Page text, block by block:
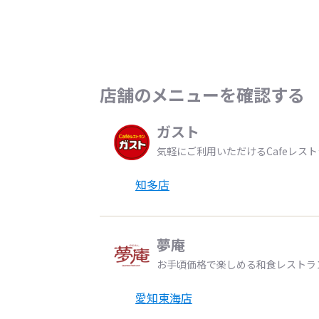
店舗のメニューを確認する
ガスト
気軽にご利用いただけるCafeレス
知多店
夢庵
お手頃価格で楽しめる和食レストラ
愛知東海店